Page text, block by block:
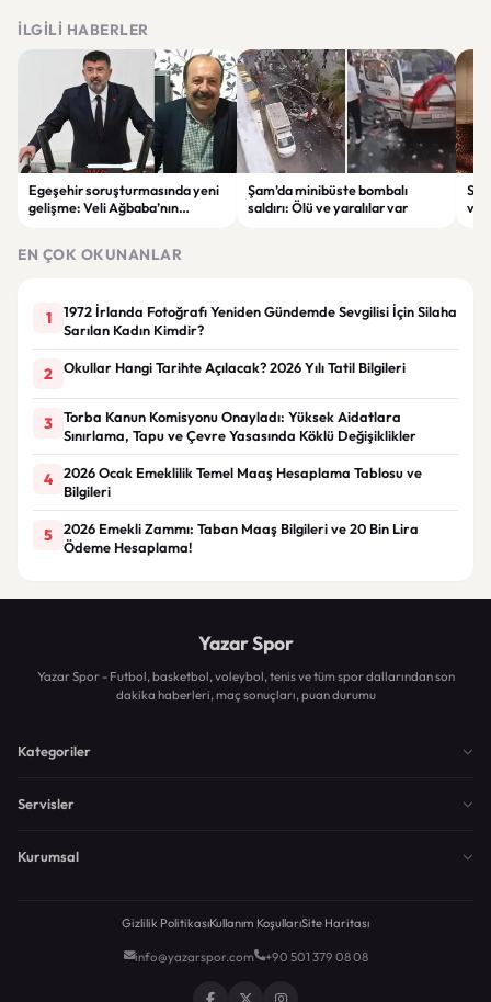
İLGILI HABERLER
Egeşehir soruşturmasında yeni
gelişme: Veli Ağbaba’nın
Şam’da minibüste bombalı
saldırı: Ölü ve yaralılar var
EN ÇOK OKUNANLAR
1
1972 İrlanda Fotoğrafı Yeniden Gündemde Sevgilisi İçin Silaha
Sarılan Kadın Kimdir?
2 Okullar Hangi Tarihte Açılacak? 2026 Yılı Tatil Bilgileri
3
Torba Kanun Komisyonu Onayladı: Yüksek Aidatlara
Sınırlama, Tapu ve Çevre Yasasında Köklü Değişiklikler
4
2026 Ocak Emeklilik Temel Maaş Hesaplama Tablosu ve
Bilgileri
5
2026 Emekli Zammı: Taban Maaş Bilgileri ve 20 Bin Lira
Ödeme Hesaplama!
Yazar Spor
Yazar Spor - Futbol, basketbol, voleybol, tenis ve tüm spor dallarından son
dakika haberleri, maç sonuçları, puan durumu
Kategoriler
Servisler
Kurumsal
Gizlilik PolitikasıKullanım KoşullarıSite Haritası
info@yazarspor.com +90 501 379 08 08